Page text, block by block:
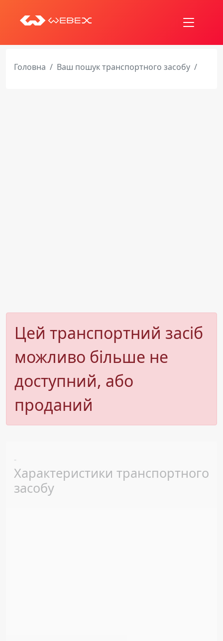
Головна Ваш пошук транспортного засобу
Цей транспортний засіб
можливо більше не
доступний, або
проданий
-
Характеристики транспортного
засобу